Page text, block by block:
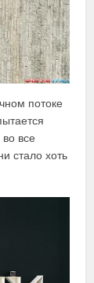
потоке
все
стало хоть